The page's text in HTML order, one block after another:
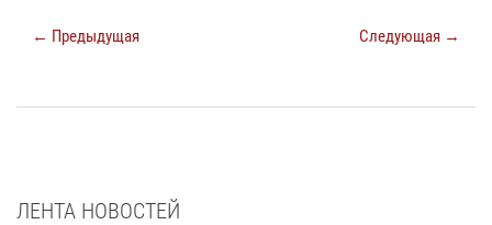
← Предыдущая Следующая →
ЛЕНТА НОВОСТЕЙ